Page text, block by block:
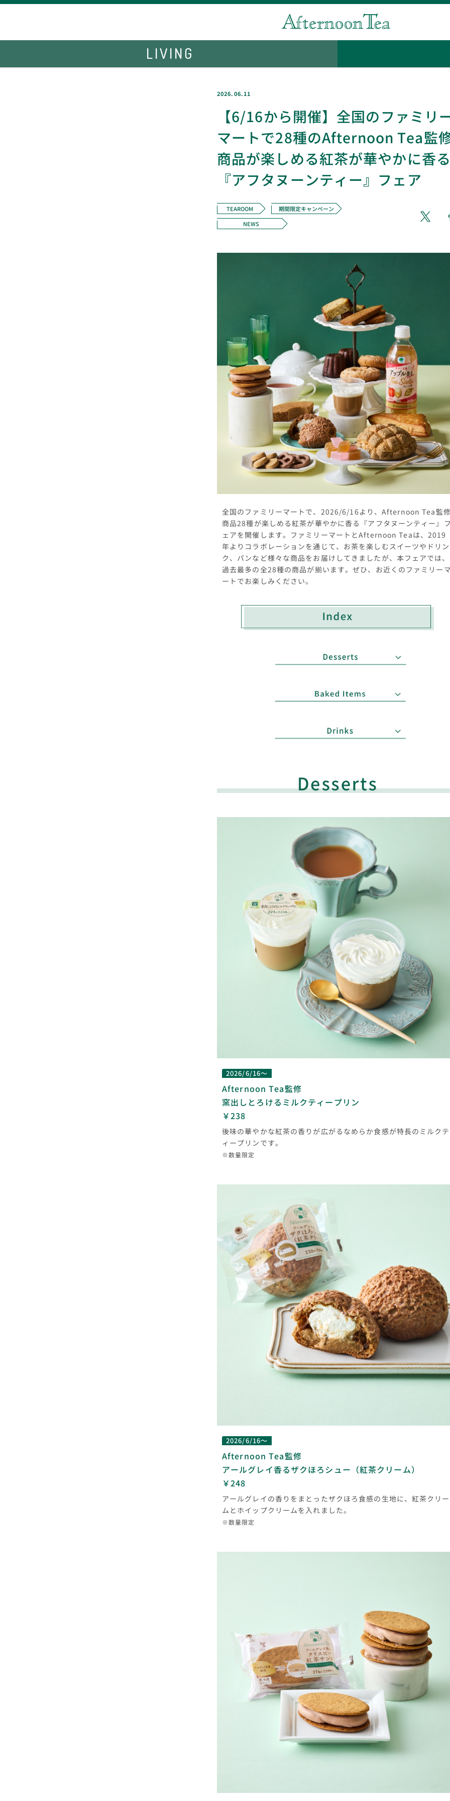
2026.06.11
【6/16から開催】全国のファミリ
マートで28種のAfternoon Tea監
商品が楽しめる紅茶が華やかに香る
『アフタヌーンティー』フェア
TEAROOM
期間限定キャンペーン
NEWS
全国のファミリーマートで、2026/6/16より、Afternoon Tea監修
商品28種が楽しめる紅茶が華やかに香る『アフタヌーンティー』フ
ェアを開催します。ファミリーマートとAfternoon Teaは、2019
年よりコラボレーションを通じて、お茶を楽しむスイーツやドリン
ク、パンなど様々な商品をお届けしてきましたが、本フェアでは、
過去最多の全28種の商品が揃います。ぜひ、お近くのファミリーマ
ートでお楽しみください。
2026/6/16～
Afternoon Tea監修
窯出しとろけるミルクティープリン
￥238
後味の華やかな紅茶の香りが広がるなめらか食感が特長のミルクテ
ィープリンです。
※数量限定
2026/6/16～
Afternoon Tea監修
アールグレイ香るザクほろシュー（紅茶クリーム）
￥248
アールグレイの香りをまとったザクほろ食感の生地に、紅茶クリー
ムとホイップクリームを入れました。
※数量限定
LIVING